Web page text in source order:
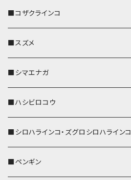
パスケース
リール付きストラップ
リールのみ
ストラップ付
IDカードホルダー
キーケース
名刺入れ・カードケース
コインケース
キーホルダー
パスケース
リール付きストラップ
リールのみ
ストラップ付
キーケース
名刺入れ・カードケース
メガネケース
キーカバー
キーホルダー
パスケース
IDカードホルダー
リール付きストラップ
リールのみ
キーケース
■コザクラインコ
キーカバー
キーホルダー
パスケース
リール付きストラップ
リールのみ
メガネケース
■スズメ
キーカバー
キーホルダー
パスケース
リール付きストラップ
■シマエナガ
キーカバー
キーホルダー
パスケース
■ハシビロコウ
キーカバー
キーホルダー
■シロハラインコ・ズグロシロハラインコ
キーカバー
■ペンギン